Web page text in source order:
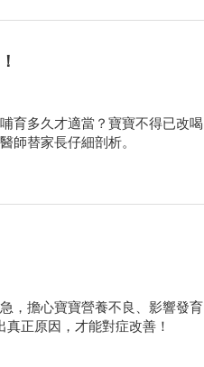
育多久才適當？寶寶不得已改喝
師替家長仔細剖析。
，擔心寶寶營養不良、影響發育
正原因，才能對症改善！